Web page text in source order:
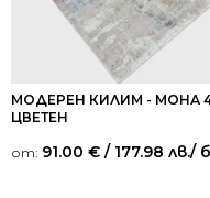
МОДЕРЕН КИЛИМ - МОНА
ЦВЕТЕН
от: 91.00 € / 177.98 лв./